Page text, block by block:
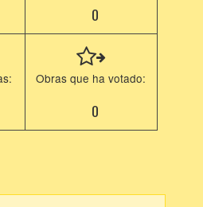
0
Obras que ha votado:
0